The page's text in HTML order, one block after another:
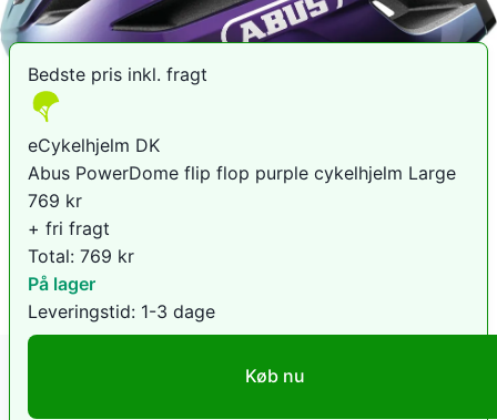
Bedste pris inkl. fragt
eCykelhjelm DK
Abus PowerDome flip flop purple cykelhjelm Large
769 kr
+ fri fragt
Total: 769 kr
På lager
Leveringstid: 1-3 dage
Køb nu